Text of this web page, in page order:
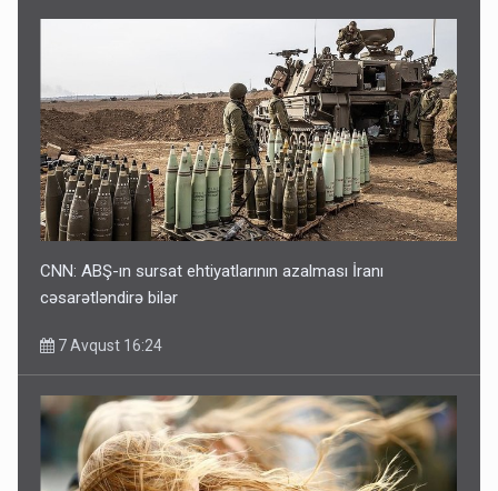
CNN: ABŞ-ın sursat ehtiyatlarının azalması İranı
cəsarətləndirə bilər
7 Avqust 16:24